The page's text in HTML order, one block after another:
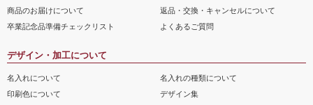
商品のお届けについて
返品・交換・キャンセルについて
卒業記念品準備チェックリスト
よくあるご質問
デザイン・加工について
名入れについて
名入れの種類について
印刷色について
デザイン集